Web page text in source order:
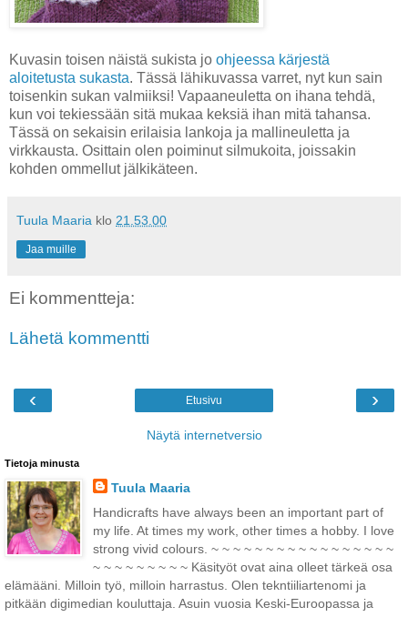
Kuvasin toisen näistä sukista jo ohjeessa kärjestä
aloitetusta sukasta. Tässä lähikuvassa varret, nyt kun sain
toisenkin sukan valmiiksi! Vapaaneuletta on ihana tehdä,
kun voi tekiessään sitä mukaa keksiä ihan mitä tahansa.
Tässä on sekaisin erilaisia lankoja ja mallineuletta ja
virkkausta. Osittain olen poiminut silmukoita, joissakin
kohden ommellut jälkikäteen.
Tuula Maaria klo 21.53.00
Jaa muille
Ei kommentteja:
Lähetä kommentti
‹ ›
Etusivu
Näytä internetversio
Tietoja minusta
Tuula Maaria
Handicrafts have always been an important part of
my life. At times my work, other times a hobby. I love
strong vivid colours. ~ ~ ~ ~ ~ ~ ~ ~ ~ ~ ~ ~ ~ ~ ~ ~ ~
~ ~ ~ ~ ~ ~ ~ ~ ~ Käsityöt ovat aina olleet tärkeä osa
elämääni. Milloin työ, milloin harrastus. Olen tekntiiliartenomi ja
pitkään digimedian kouluttaja. Asuin vuosia Keski-Euroopassa ja